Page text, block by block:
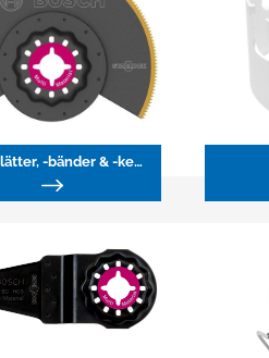
Sägeblätter, -bänder & -ketten